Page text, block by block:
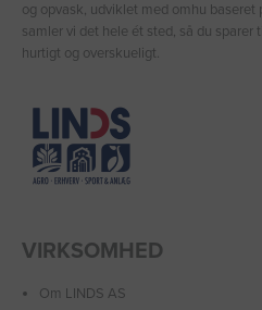
og opvask, udviklet med omhu baseret
samler vi det hele ét sted, så du sparer
hurtigt og overskueligt.
VIRKSOMHED
Om LINDS AS